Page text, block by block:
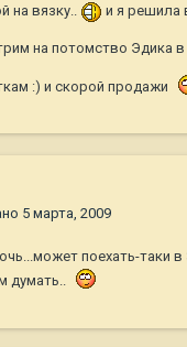
на вязку..
и я решила
на потомство Эдика
:) и скорой продажи
5 марта, 2009
поехать-таки
думать..